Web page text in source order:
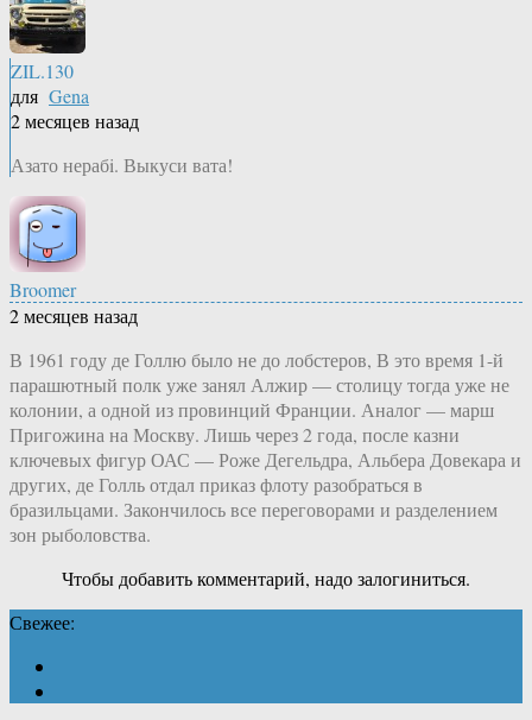
ZIL.130
для Gena
2 месяцев назад
Азато нерабi. Выкуси вата!
Broomer
2 месяцев назад
В 1961 году де Голлю было не до лобстеров, В это время 1-й
парашютный полк уже занял Алжир — столицу тогда уже не
колонии, а одной из провинций Франции. Аналог — марш
Пригожина на Москву. Лишь через 2 года, после казни
ключевых фигур ОАС — Роже Дегельдра, Альбера Довекара и
других, де Голль отдал приказ флоту разобраться в
бразильцами. Закончилось все переговорами и разделением
зон рыболовства.
Чтобы добавить комментарий, надо залогиниться.
Свежее: